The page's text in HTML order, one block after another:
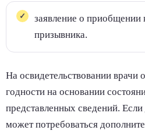
заявление о приобщении
призывника.
На освидетельствовании врачи
годности на основании
представленных сведений.
может потребоваться